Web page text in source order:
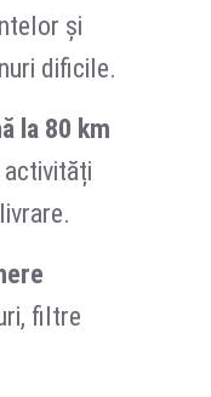
și
dificile.
la 80 km
filtre